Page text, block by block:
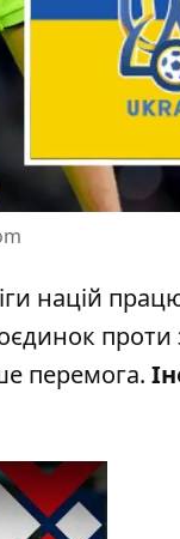
націй
проти
перемога.